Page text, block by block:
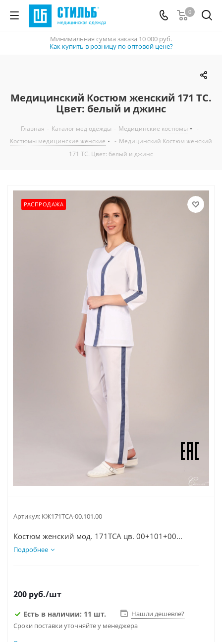
0
Минимальная сумма заказа 10 000 руб.
Как купить в розницу по оптовой цене?
Медицинский Костюм женский 171 ТС.
Цвет: белый и джинс
Главная - Каталог мед одежды - Медицинские костюмы
-
Костюмы медицинские женские
- Медицинский Костюм женский
171 ТС. Цвет: белый и джинс
РАСПРОДАЖА
Артикул: КЖ171ТСА-00.101.00
Костюм женский мод. 171ТСА цв. 00+101+00...
Подробнее
200 руб./шт
Есть в наличии: 11 шт.
Нашли дешевле?
Сроки поставки уточняйте у менеджера